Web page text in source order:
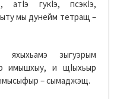
атIэ гукIэ, псэкIэ,
мы дунейм тетращ –
зыгуэрым
имышхыу, и щIыхьыр
– сымаджэщ.